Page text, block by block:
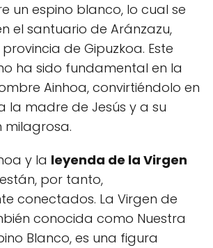
un espino blanco, lo cual se
el santuario de Aránzazu,
de Gipuzkoa. Este
ha sido fundamental en la
Ainhoa, convirtiéndolo en
la madre de Jesús y a su
milagrosa.
y la leyenda de la Virgen
están, por tanto,
conectados. La Virgen de
conocida como Nuestra
Blanco, es una figura